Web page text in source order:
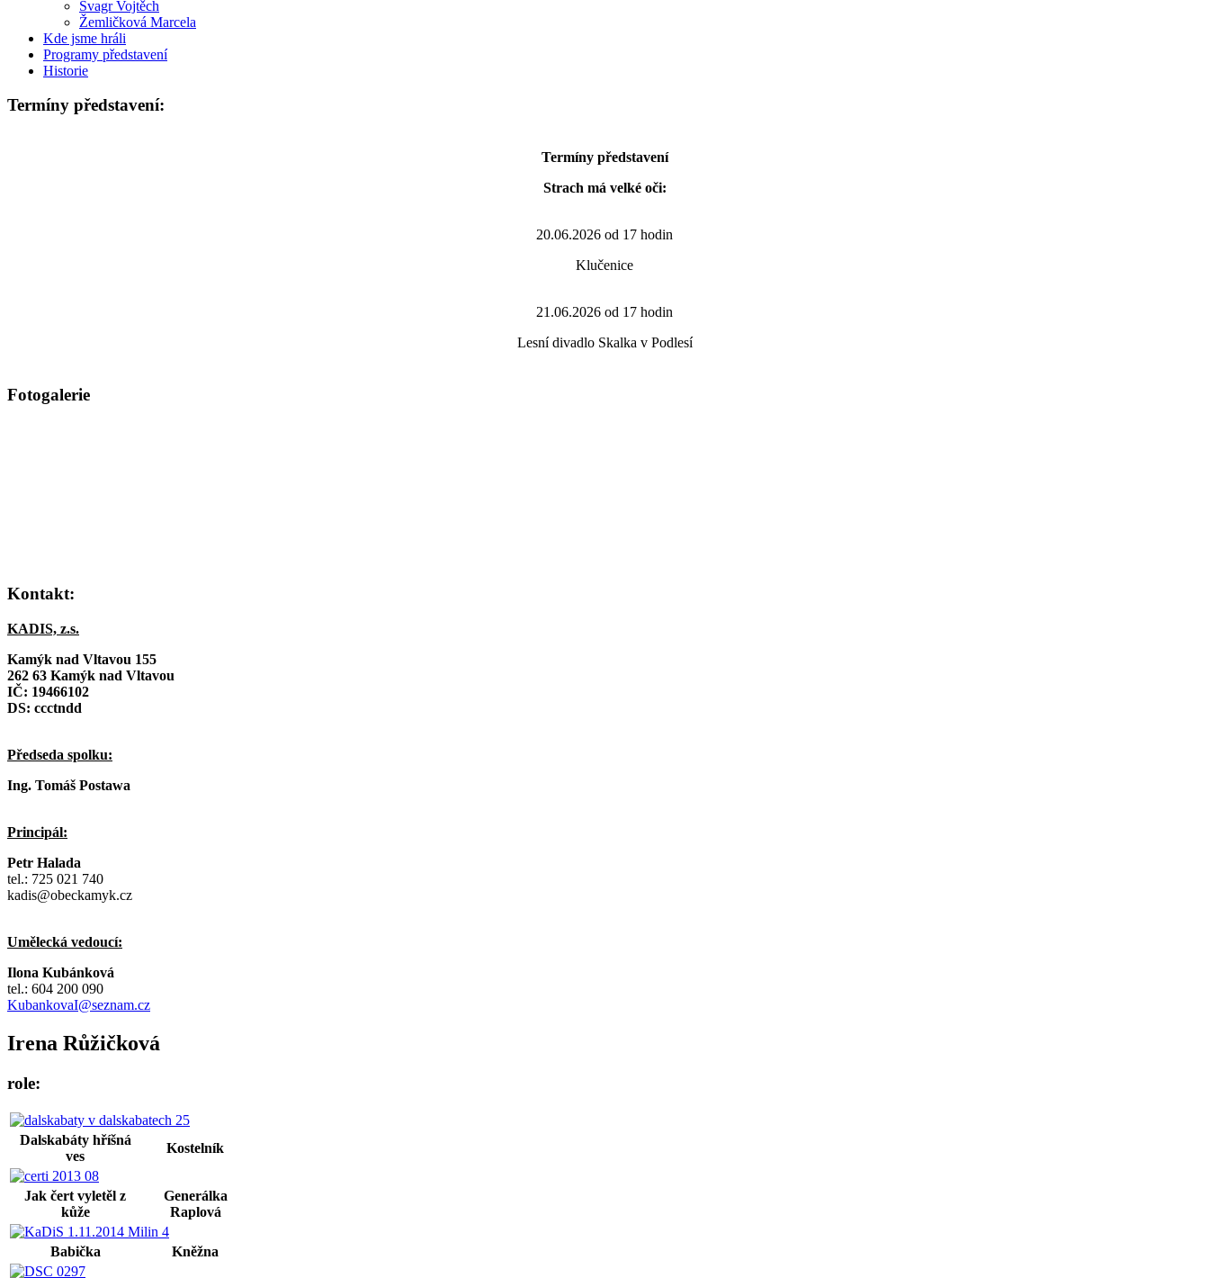
Švagr Vojtěch
Žemličková Marcela
Kde jsme hráli
Programy představení
Historie
Termíny představení:
Termíny představení
Strach má velké oči:
20.06.2026 od 17 hodin
Klučenice
21.06.2026 od 17 hodin
Lesní divadlo Skalka v Podlesí
Fotogalerie
Kontakt:
KADIS, z.s.
Kamýk nad Vltavou 155
262 63 Kamýk nad Vltavou
IČ: 19466102
DS: ccctndd
Předseda spolku:
Ing. Tomáš Postawa
Principál:
Petr Halada
tel.: 725 021 740
kadis@obeckamyk.cz
Umělecká vedoucí:
Ilona Kubánková
tel.: 604 200 090
KubankovaI@seznam.cz
Irena Růžičková
role:
Dalskabáty hříšná
ves
Kostelník
Jak čert vyletěl z
kůže
Generálka
Raplová
Babička Kněžna